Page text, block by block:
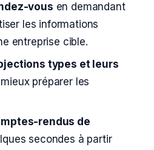
vous en demandant
les informations
entreprise cible.
types et leurs
préparer les
rendus de
secondes à partir